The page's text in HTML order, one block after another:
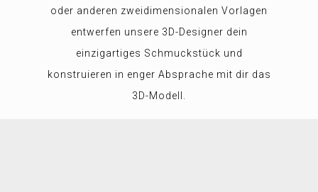
oder anderen zweidimensionalen Vorlagen
entwerfen unsere 3D-Designer dein
einzigartiges Schmuckstück und
konstruieren in enger Absprache mit dir das
3D-Modell.